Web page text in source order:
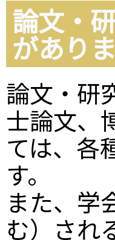
論文・
があり
論文・研
士論文、
ては、各
す。
また、学
む）され